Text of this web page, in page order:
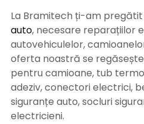
La Bramitech ți-am pregătit
auto, necesare reparațiilor
autovehiculelor,
oferta noastră se
pentru camioane, tub
adeziv, conectori electrici,
siguranțe auto, socluri
electricieni.